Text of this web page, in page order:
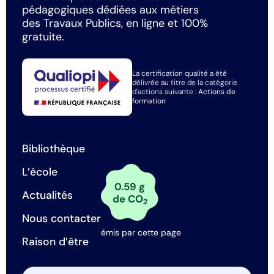
pédagogiques dédiées aux métiers
des Travaux Publics, en ligne et 100%
gratuite.
La certification qualité a été
délivrée au titre de la catégorie
d'actions suivante :Actions de
formation
Bibliothèque
L’école
Actualités
Nous contacter
Raison d’être
0.59 g
de CO2
émis par cette page